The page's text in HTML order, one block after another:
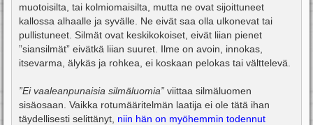
muotoisilta, tai kolmiomaisilta, mutta ne ovat sijoittuneet
kallossa alhaalle ja syvälle. Ne eivät saa olla ulkonevat tai
pullistuneet. Silmät ovat keskikokoiset, eivät liian pienet
”siansilmät” eivätkä liian suuret. Ilme on avoin, innokas,
itsevarma, älykäs ja rohkea, ei koskaan pelokas tai välttelevä.
”Ei vaaleanpunaisia silmäluomia” viittaa silmäluomen
sisäosaan. Vaikka rotumääritelmän laatija ei ole tätä ihan
täydellisesti selittänyt, niin hän on myöhemmin todennut